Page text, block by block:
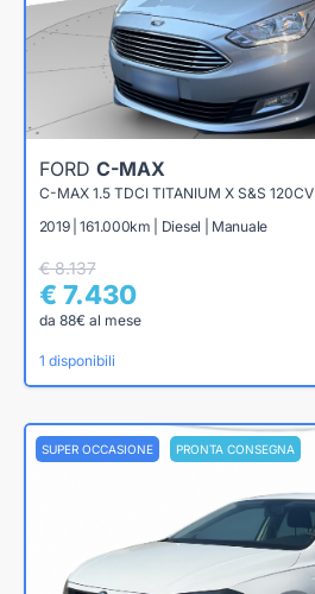
FORD C-MAX
C-MAX 1.5 TDCI TITANIUM X S&S 120CV
2019 | 161.000km | Diesel | Manuale
€ 8.137
€ 7.430
da 88€ al mese
1 disponibili
SUPER OCCASIONE PRONTA CONSEGNA